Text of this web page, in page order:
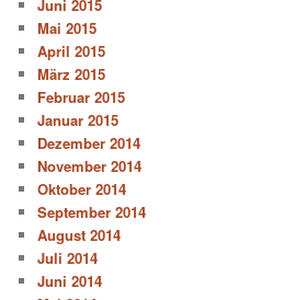
Juni 2015
Mai 2015
April 2015
März 2015
Februar 2015
Januar 2015
Dezember 2014
November 2014
Oktober 2014
September 2014
August 2014
Juli 2014
Juni 2014